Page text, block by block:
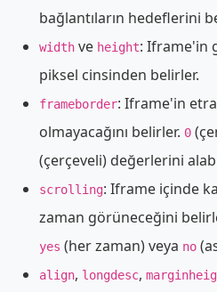
bağlantıların hedeflerini
width ve height: Iframe'in
piksel cinsinden belirler.
frameborder: Iframe'in
olmayacağını belirler. 0
(çerçeveli) değerlerini
scrolling: Iframe içinde
zaman görüneceğini
yes (her zaman) veya no
align, longdesc,